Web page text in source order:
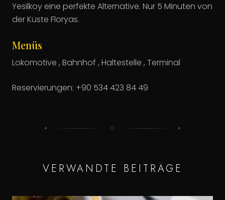
Yesilkoy eine perfekte Alternative. Nur 5 Minuten von
der Küste Floryas.
Menüs
Lokomotive , Bahnhof , Haltestelle , Terminal
Reservierungen: +90 534 423 84 49
VERWANDTE BEITRÄGE